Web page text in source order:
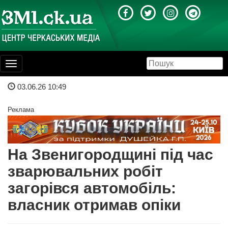
Toggle
navigation
03.06.26 10:49
Реклама
На Звенигородщині під час
зварювальних робіт
загорівся автомобіль:
власник отримав опіки